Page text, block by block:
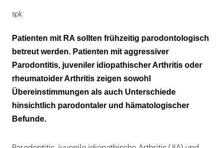
spk
Patienten mit RA sollten frühzeitig parodontologisch
betreut werden. Patienten mit aggressiver
Parodontitis, juveniler idiopathischer Arthritis oder
rheumatoider Arthritis zeigen sowohl
Übereinstimmungen als auch Unterschiede
hinsichtlich parodontaler und hämatologischer
Befunde.